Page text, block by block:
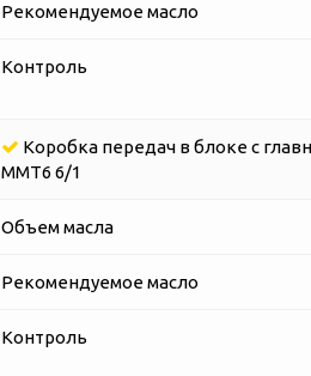
Рекомендуемое масло
Контроль
Коробка передач в блоке с
MMT6 6/1
Объем масла
Рекомендуемое масло
Контроль